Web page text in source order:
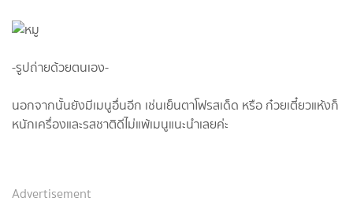
-รูปถ่ายด้วยตนเอง-
นอกจากนั้นยังมีเมนูอื่นอีก เช่นเย็นตาโฟรสเด็ด หรือ ก๋วยเตี๋ยวแห้งก็
หนักเครื่องและรสชาติดีไม่แพ้เมนูแนะนำเลยค่ะ
Advertisement